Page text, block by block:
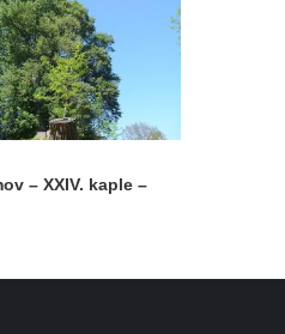
– XXIV. kaple –